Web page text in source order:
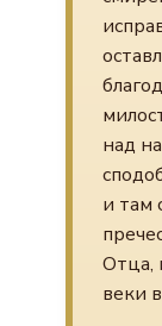
над
и там
Отца,
веки